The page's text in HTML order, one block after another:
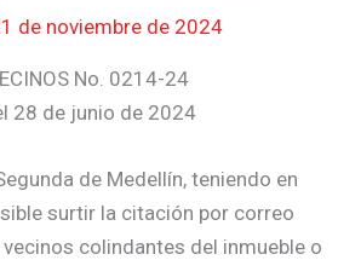
de noviembre de 2024
No. 0214-24
28 de junio de 2024
de Medellín, teniendo en
surtir la citación por correo
colindantes del inmueble o